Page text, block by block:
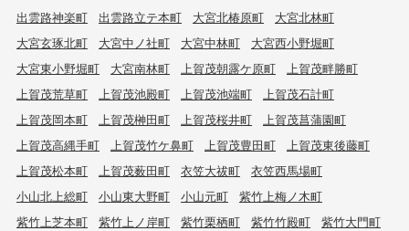
出雲路神楽町 出雲路立テ本町 大宮北椿原町
大宮北林町
大宮玄琢北町
大宮中ノ社町 大宮中林町
大宮西小野堀町
大宮東小野堀町
大宮南林町 上賀茂朝露ケ原町
上賀茂畔勝町
上賀茂荒草町
上賀茂池殿町 上賀茂池端町
上賀茂石計町
上賀茂岡本町
上賀茂榊田町 上賀茂桜井町
上賀茂菖蒲園町
上賀茂高縄手町
上賀茂竹ケ鼻町 上賀茂豊田町
上賀茂東後藤町
上賀茂松本町
上賀茂薮田町 衣笠大祓町
衣笠西馬場町
小山北上総町
小山東大野町 小山元町
紫竹上梅ノ木町
紫竹上芝本町
紫竹上ノ岸町 紫竹栗栖町 紫竹竹殿町
紫竹大門町